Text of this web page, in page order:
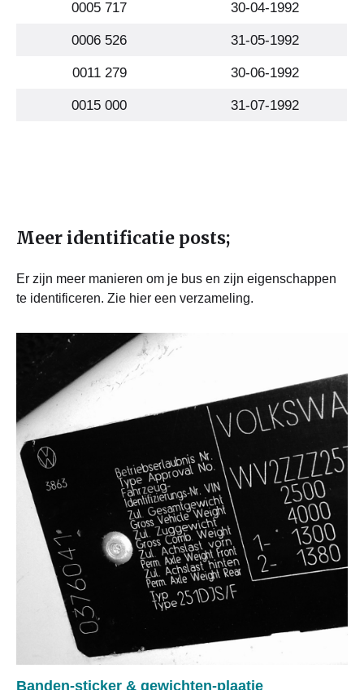
0005 717 30-04-1992
0006 526 31-05-1992
0011 279 30-06-1992
0015 000 31-07-1992
Meer identificatie posts;
Er zijn meer manieren om je bus en zijn eigenschappen
te identificeren. Zie hier een verzameling.
Banden-sticker & gewichten-plaatje